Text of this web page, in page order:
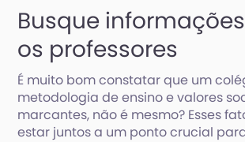
Busque
os professores
É muito bom constatar que um
metodologia de ensino e valores
marcantes, não é mesmo? Esses
estar juntos a um ponto crucial